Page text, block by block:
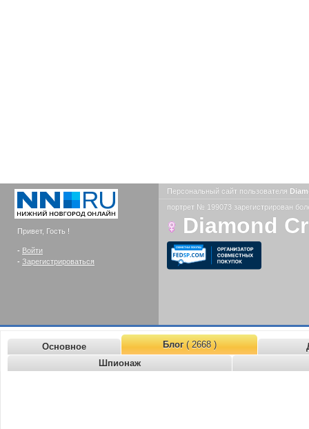
Привет, Гость !
- Войти
- Зарегистрироваться
Персональный сайт пользователя
портрет № 199073 зарегистрирован
Diamond
Основное Блог( 2668 )
Шпионаж